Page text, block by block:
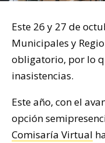
Este 26 y 27 de
Municipales y
obligatorio, por lo
inasistencias.
Este año, con el
opción
Comisaría Virtual